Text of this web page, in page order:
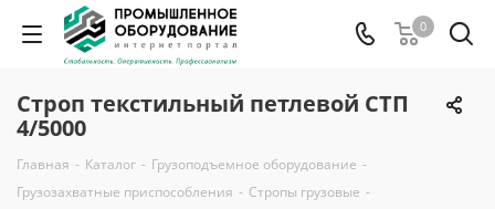
0
Строп текстильный петлевой СТП
4/5000
Главная - Каталог - Грузоподъемное оборудование -
Грузозахватные приспособления - Стропы грузовые -